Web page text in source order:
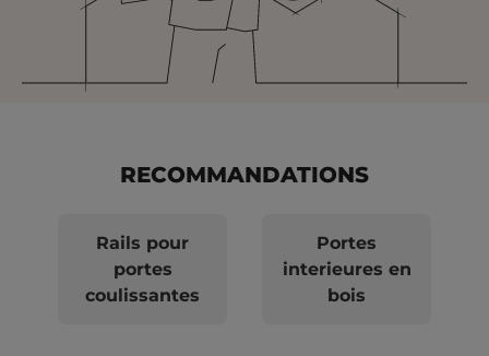
RECOMMANDATIONS
Rails pour
portes
coulissantes
Portes
interieures en
bois